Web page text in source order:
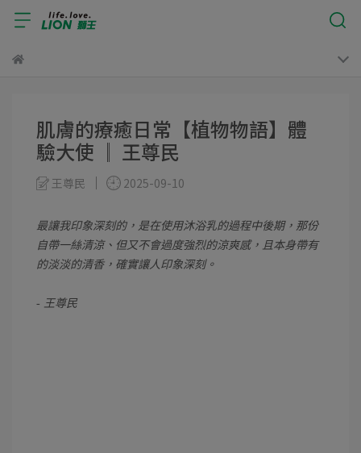
肌膚的療癒日常【植物物語】體
驗大使 ║ 王尊民
王尊民 2025-09-10
最讓我印象深刻的，是在使用沐浴乳的過程中後期，那份
自帶一絲清涼、但又不會過度強烈的涼爽感，且本身帶有
的淡淡的清香，確實讓人印象深刻。
- 王尊民